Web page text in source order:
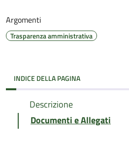
Argomenti
Trasparenza amministrativa
INDICE DELLA PAGINA
Descrizione
Documenti e Allegati